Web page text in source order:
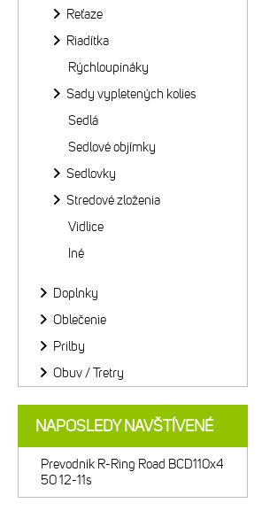
Reťaze
Riadítka
Rýchloupináky
Sady vypletených kolies
Sedlá
Sedlové objímky
Sedlovky
Stredové zloženia
Vidlice
Iné
Doplnky
Oblečenie
Prilby
Obuv / Tretry
NAPOSLEDY NAVŠTÍVENÉ
Prevodník R-Ring Road BCD110x4
50 12-11s